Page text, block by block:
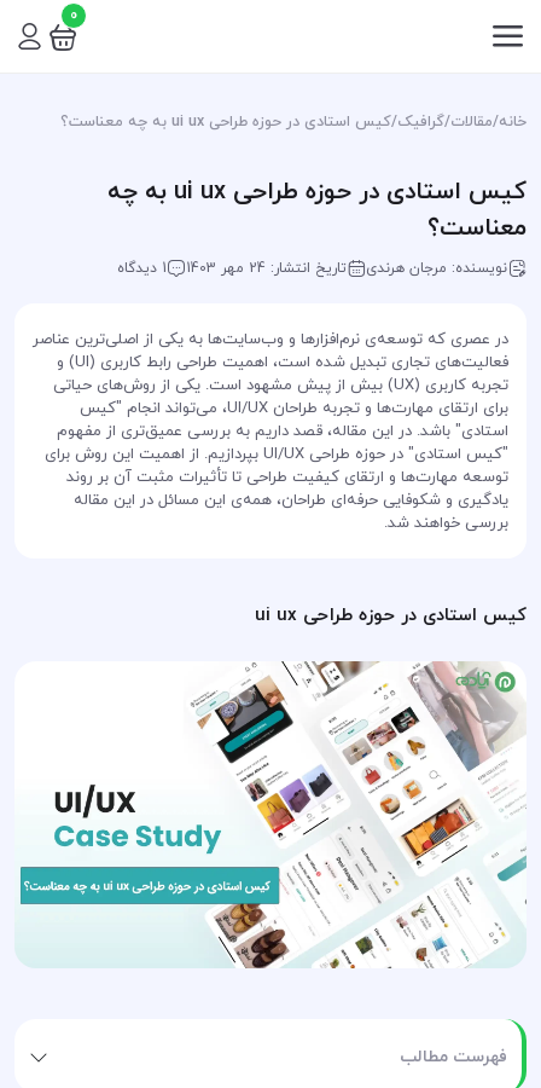
0
خانه/مقالات/گرافیک/کیس استادی در حوزه طراحی ui ux به چه معناست؟
کیس استادی در حوزه طراحی ui ux به چه
معناست؟
نویسنده: مرجان هرندی تاریخ انتشار: 24 مهر 1403 1 دیدگاه
در عصری که توسعه‌ی نرم‌افزارها و وب‌سایت‌ها به یکی از اصلی‌ترین عناصر
فعالیت‌های تجاری تبدیل شده است، اهمیت طراحی رابط کاربری (UI) و
تجربه کاربری (UX) بیش از پیش مشهود است. یکی از روش‌های حیاتی
برای ارتقای مهارت‌ها و تجربه طراحان UI/UX، می‌تواند انجام "کیس
استادی" باشد. در این مقاله، قصد داریم به بررسی عمیق‌تری از مفهوم
"کیس استادی" در حوزه طراحی UI/UX بپردازیم. از اهمیت این روش برای
توسعه مهارت‌ها و ارتقای کیفیت طراحی تا تأثیرات مثبت آن بر روند
یادگیری و شکوفایی حرفه‌ای طراحان، همه‌ی این مسائل در این مقاله
بررسی خواهند شد.
کیس استادی در حوزه طراحی ui ux
فهرست مطالب